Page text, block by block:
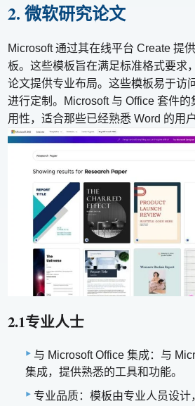
2. 微软研究论文
Microsoft 通过其在线平台 Create 提
板。这些模板旨在满足标准格式要求
论文提供专业布局。这些模板易于访
进行定制。Microsoft 与 Office 套件
用性，适合那些已经熟悉 Word 的用户
2.1专业人士
与 Microsoft Office 集成：与
集成，提供熟悉的工具和功能。
专业品质：模板由专业人员设计